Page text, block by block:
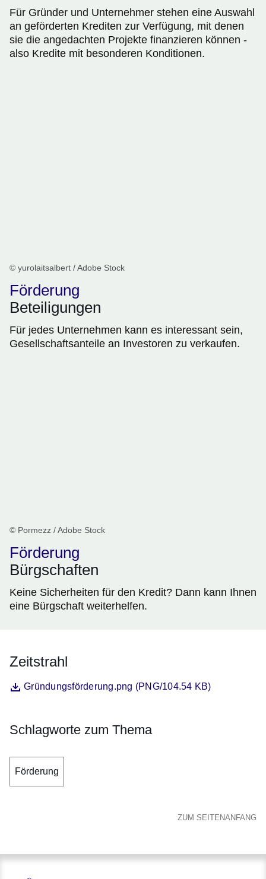
Für Gründer und Unternehmer stehen eine Auswahl
an geförderten Krediten zur Verfügung, mit denen
sie die angedachten Projekte finanzieren können -
also Kredite mit besonderen Konditionen.
© yurolaitsalbert / Adobe Stock
Förderung
Beteiligungen
Für jedes Unternehmen kann es interessant sein,
Gesellschaftsanteile an Investoren zu verkaufen.
© Pormezz / Adobe Stock
Förderung
Bürgschaften
Keine Sicherheiten für den Kredit? Dann kann Ihnen
eine Bürgschaft weiterhelfen.
Zeitstrahl
DateiGründungsförderung.png (PNG/104.54 KB)
Öffnet sich in einem neuen Fenster
Schlagworte zum Thema
Förderung
ZUM SEITENANFANG